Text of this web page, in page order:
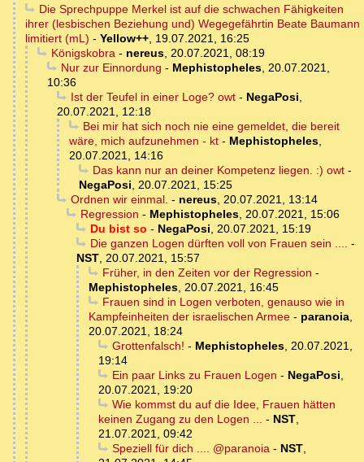
Die Sprechpuppe Merkel ist auf die schwachen Fähigkeiten
ihrer (lesbischen Beziehung und) Wegegefährtin Beate Baumann
limitiert (mL) - Yellow++, 19.07.2021, 16:25
Königskobra- nereus, 20.07.2021, 08:19
Nur zur Einnordung - Mephistopheles, 20.07.2021,
10:36
Ist der Teufel in einer Loge? owt- NegaPosi,
20.07.2021, 12:18
Bei mir hat sich noch nie eine gemeldet, die bereit
wäre, mich aufzunehmen - kt - Mephistopheles,
20.07.2021, 14:16
Das kann nur an deiner Kompetenz liegen. :) owt-
NegaPosi, 20.07.2021, 15:25
Ordnen wir einmal. - nereus, 20.07.2021, 13:14
Regression - Mephistopheles, 20.07.2021, 15:06
Du bist so - NegaPosi, 20.07.2021, 15:19
Die ganzen Logen dürften voll von Frauen sein .... -
NST, 20.07.2021, 15:57
Früher, in den Zeiten vor der Regression -
Mephistopheles, 20.07.2021, 16:45
Frauen sind in Logen verboten, genauso wie in
Kampfeinheiten der israelischen Armee - paranoia,
20.07.2021, 18:24
Grottenfalsch! - Mephistopheles, 20.07.2021,
19:14
Ein paar Links zu Frauen Logen - NegaPosi,
20.07.2021, 19:20
Wie kommst du auf die Idee, Frauen hätten
keinen Zugang zu den Logen ... - NST,
21.07.2021, 09:42
Speziell für dich .... @paranoia- NST,